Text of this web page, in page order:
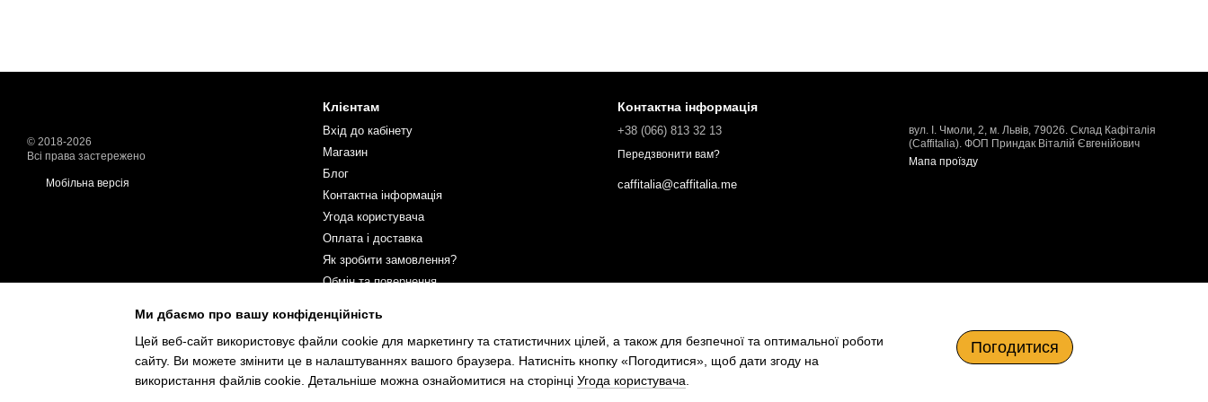
© 2018-2026
Всі права застережено
Мобільна версія
Клієнтам
Вхід до кабінету
Магазин
Блог
Контактна інформація
Угода користувача
Оплата і доставка
Як зробити замовлення?
Обмін та повернення
Ми в соцмережах
Контактна інформація
+38 (066) 813 32 13
Передзвонити вам?
caffitalia@caffitalia.me
вул. І. Чмоли, 2, м. Львів, 79026. Склад Кафіталія
(Caffitalia). ФОП Приндак Віталій Євгенійович
Мапа проїзду
Ми дбаємо про вашу конфіденційність
Цей веб-сайт використовує файли cookie для маркетингу та статистичних цілей, а також для безпечної та оптимальної роботи
сайту. Ви можете змінити це в налаштуваннях вашого браузера. Натисніть кнопку «Погодитися», щоб дати згоду на
використання файлів cookie. Детальніше можна ознайомитися на сторінці Угода користувача
Погодитися